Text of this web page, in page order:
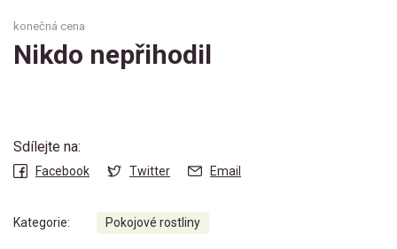
konečná cena
Nikdo nepřihodil
Sdílejte na:
Facebook Twitter Email
Kategorie: Pokojové rostliny